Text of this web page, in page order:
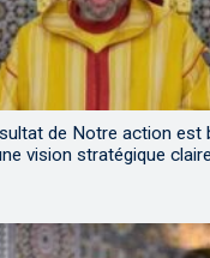
de Notre action est
vision stratégique